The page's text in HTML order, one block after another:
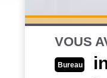
VOUS
Bureau